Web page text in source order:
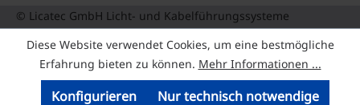
© Licatec GmbH Licht- und Kabelführungssysteme
Diese Website verwendet Cookies, um eine bestmögliche
Erfahrung bieten zu können. Mehr Informationen ...
Nur technisch notwendige
Konfigurieren